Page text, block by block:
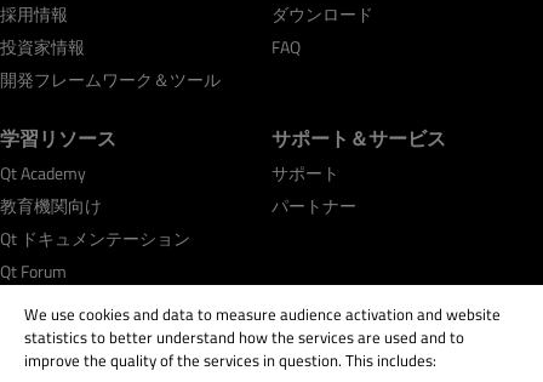
採用情報
投資家情報
開発フレームワーク＆ツール
ダウンロード
FAQ
学習リソース
Qt Academy
教育機関向け
Qt ドキュメンテーション
Qt Forum
サポート＆サービス
サポート
パートナー
We use cookies and data to measure audience activation and website
statistics to better understand how the services are used and to
improve the quality of the services in question. This includes: